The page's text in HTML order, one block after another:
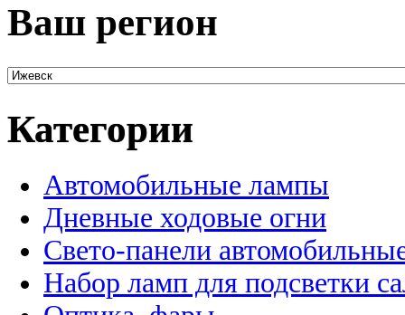
Ваш регион
Категории
Автомобильные лампы
Дневные ходовые огни
Свето-панели
Набор ламп для подсветки